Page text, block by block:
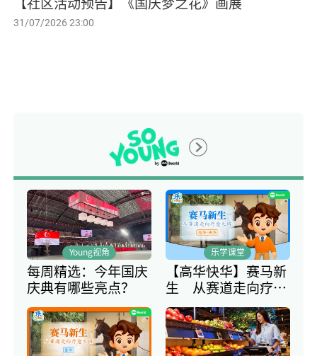
31/07/2026 23:00
每周精选：今年国庆
庆典有哪些亮点？
Young视角
【高华快华】赛马新
生 从赛道走向疗愈
之路
乐学课堂